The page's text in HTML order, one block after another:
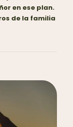
en ese plan.
de la familia